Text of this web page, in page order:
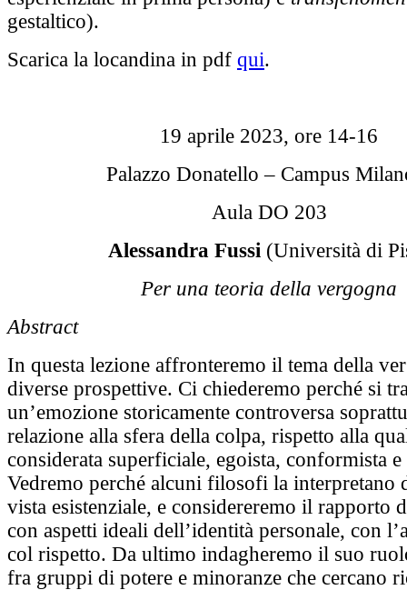
gestaltico).
Scarica la locandina in pdf qui.
19 aprile 2023, ore 14-16
Palazzo Donatello – Campus
Aula DO 203
Alessandra Fussi (Università di
Per una teoria della vergogna
Abstract
In questa lezione affronteremo il tema della
diverse prospettive. Ci chiederemo perché si
un’emozione storicamente controversa
relazione alla sfera della colpa, rispetto alla
considerata superficiale, egoista, conformista
Vedremo perché alcuni filosofi la interpretano
vista esistenziale, e considereremo il rapporto
con aspetti ideali dell’identità personale, con
col rispetto. Da ultimo indagheremo il suo
fra gruppi di potere e minoranze che cercano